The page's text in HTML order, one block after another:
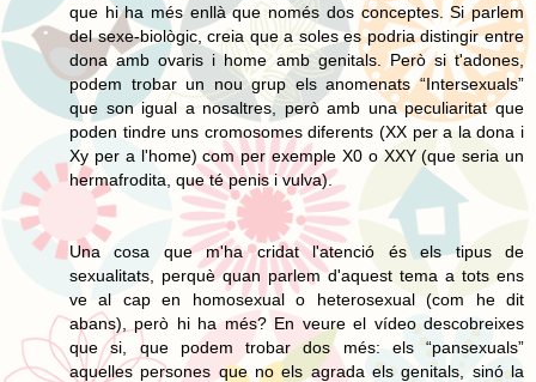
que hi ha més enllà que només dos conceptes. Si parlem
del sexe-biològic, creia que a soles es podria distingir entre
dona amb ovaris i home amb genitals. Però si t'adones,
podem trobar un nou grup els anomenats “Intersexuals”
que son igual a nosaltres, però amb una peculiaritat que
poden tindre uns cromosomes diferents (XX per a la dona i
Xy per a l'home) com per exemple X0 o XXY (que seria un
hermafrodita, que té penis i vulva).
Una cosa que m'ha cridat l'atenció és els tipus de
sexualitats, perquè quan parlem d'aquest tema a tots ens
ve al cap en homosexual o heterosexual (com he dit
abans), però hi ha més? En veure el vídeo descobreixes
que si, que podem trobar dos més: els “pansexuals”
aquelles persones que no els agrada els genitals, sinó la